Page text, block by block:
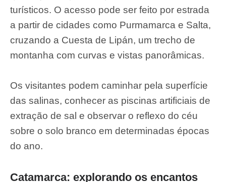
turísticos. O acesso pode ser feito por estrada
a partir de cidades como Purmamarca e Salta,
cruzando a Cuesta de Lipán, um trecho de
montanha com curvas e vistas panorâmicas.
Os visitantes podem caminhar pela superfície
das salinas, conhecer as piscinas artificiais de
extração de sal e observar o reflexo do céu
sobre o solo branco em determinadas épocas
do ano.
Catamarca: explorando os encantos